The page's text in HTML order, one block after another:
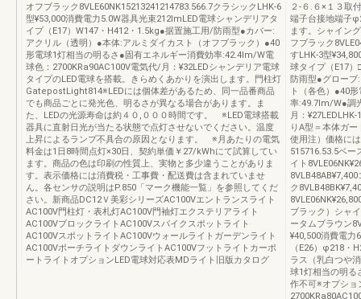
オフブラック8VLE60NK15213241214783.566.7クラシックLHK-6
型¥53,000消費電力5.0W器具光束212lmLED電球シャンデリアタ
イプ（E17）W147・H412・1.5kg●据置施工用/防雨型●カバー:
アクリル（透明）●本体:アルミダイカスト（オフブラック）●40
形電球1灯相当の明るさ●固有エネルギー消費効率:42.4lm/W電
球色：2700KRa90AC100V電気代/月：¥32LEDシャンデリア電球
タイプのLED電球を搭載。きらめくあかりを演出します。門柱灯
GatepostLight814※LEDには個体差があるため、同一品番商品
でも商品ごとに発光色、明るさが異なる場合があります。ま
た、LEDの光源寿命は約４０,０００時間です。 ※LED電球搭載
器具に直射日光が当たる状態で点灯させないでください。温度
上昇によるランプ不具合の原因となります。 ※月あたりの電気
料金は1日8時間点灯×30日、契約単価￥27/kWhにて試算してい
ます。商品の色は印刷の性質上、実物と多少違うことがありま
す。表示価格には消費税・工事費・配送費は含まれていませ
ん。各センサの説明はP.850「マーク機能一覧」を参照してくだ
さい。新商品DC12Ｖ美彩シリーズAC100Vエントランスライト
AC100V門柱灯・表札灯AC100V門袖灯エクステリアライト
AC100VブロックライトAC100Vスパイクスポットライト
AC100VスポットライトAC100Vウォールライトガーデンライト
AC100VポーチライトダウンライトAC100Vフットライトカーポ
ートライトオプションLED電球対応表MDライト旧版カタログ
２-６.６×１３取
端子台接地端子
ます。シャイン
フブラック
すLHK-3型
球タイプ（E17
防雨型●グローブ
ト（各色）●40
率:49.7lm/W●調
月：
りA型＝本体ガ
使用注）価格に
515716.53.5ベー
イト
ク
ブラック）シャ
ータムブラウン
¥40,500消費電力
（E26）φ218・
ラス（乳白つや
球1灯相当の明
作不可※オプショ